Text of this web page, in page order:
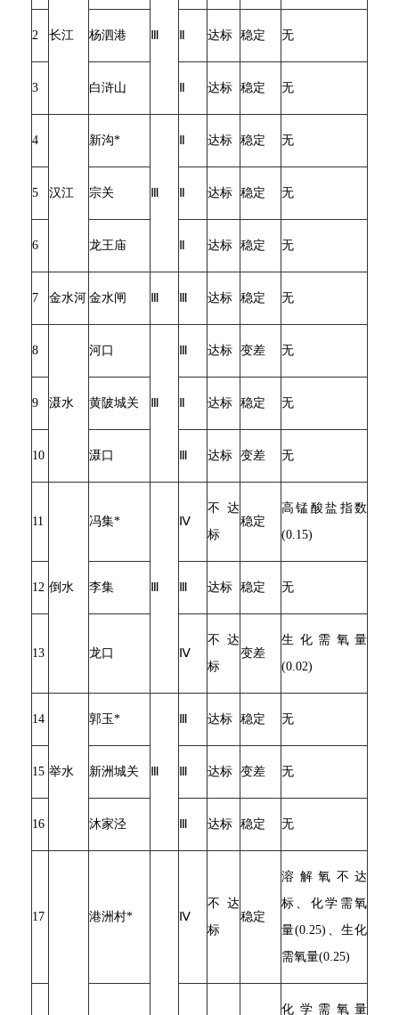
长江
2 杨泗港 达标 稳定 无
3 白浒山 达标 稳定 无
4
汉江
新沟* 达标 稳定 无
5 宗关 达标 稳定 无
6 龙王庙 达标 稳定 无
7 金水河 金水闸 达标 稳定 无
8
滠水
河口 达标 变差 无
9 黄陂城关 达标 稳定 无
10 滠口 达标 变差 无
11
倒水
冯集* Ⅳ
不达
标
稳定
高锰酸盐指数
(0.15)
12 李集 达标 稳定 无
13 龙口 Ⅳ
不达
标
变差
生化需氧量
(0.02)
14
举水
郭玉* 达标 稳定 无
15 新洲城关 达标 变差 无
16 沐家泾 达标 稳定 无
17 港洲村* Ⅳ
不达
标
稳定
溶解氧不达
标、化学需氧
量(0.25)、生化
需氧量(0.25)
化学需氧量